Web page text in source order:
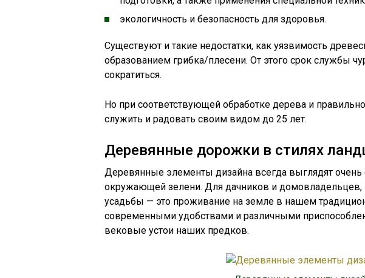
экологичность и безопасность для здоровья.
Существуют и такие недостатки, как уязвимость
образованием грибка/плесени. От этого срок службы
сократиться.
Но при соответствующей обработке дерева и
служить и радовать своим видом до 25 лет.
Деревянные дорожки в стилях
Деревянные элементы дизайна всегда выглядят очень
окружающей зелени. Для дачников и домовладельцев,
усадьбы — это проживание на земле в нашем
современными удобствами и различными
вековые устои наших предков.